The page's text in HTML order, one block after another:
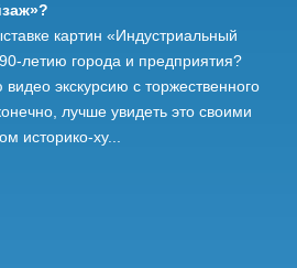
картин «Индустриальный
летию города и предприятия?
экскурсию с торжественного
лучше увидеть это своими
историко-ху...